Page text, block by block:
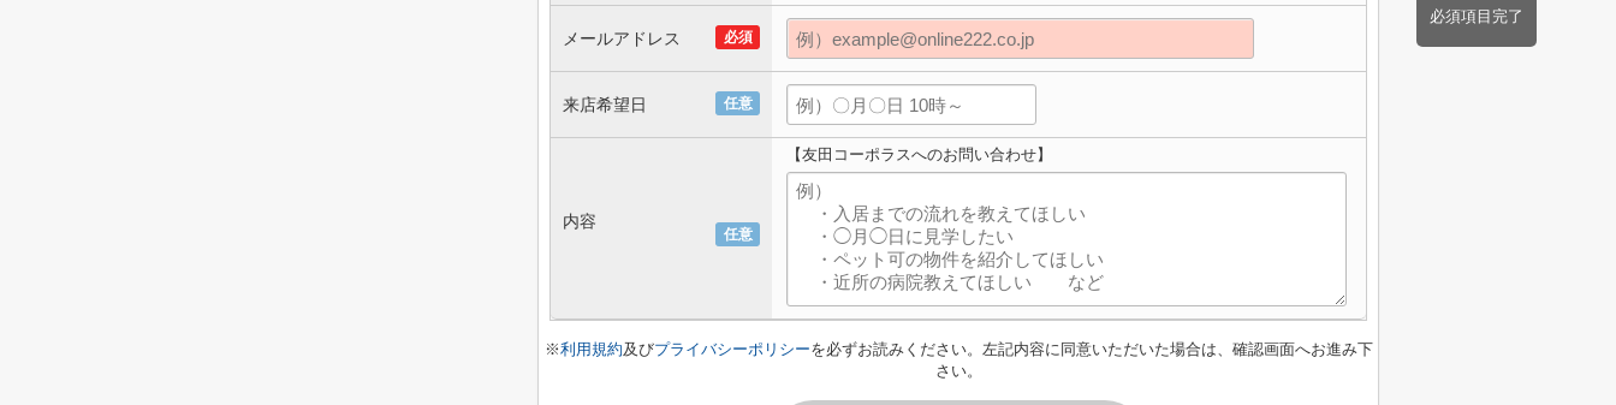
必須項目完了
必須
メールアドレス
任意
来店希望日
任意
内容
【友田コーポラスへのお問い合わせ】
※利用規約及びプライバシーポリシーを必ずお読みください。左記内容に同意いただいた場合は、確認画面へお進み下
さい。